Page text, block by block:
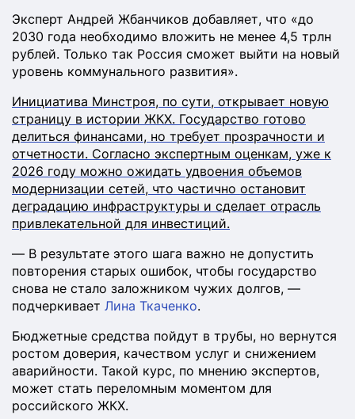
Эксперт Андрей Жбанчиков добавляет, что «до
2030 года необходимо вложить не менее 4,5 трлн
рублей. Только так Россия сможет выйти на новый
уровень коммунального развития».
Инициатива Минстроя, по сути, открывает новую
страницу в истории ЖКХ. Государство готово
делиться финансами, но требует прозрачности и
отчетности. Согласно экспертным оценкам, уже к
2026 году можно ожидать удвоения объемов
модернизации сетей, что частично остановит
деградацию инфраструктуры и сделает отрасль
привлекательной для инвестиций.​
— В результате этого шага важно не допустить
повторения старых ошибок, чтобы государство
снова не стало заложником чужих долгов, —
подчеркивает Лина Ткаченко.
Бюджетные средства пойдут в трубы, но вернутся
ростом доверия, качеством услуг и снижением
аварийности. Такой курс, по мнению экспертов,
может стать переломным моментом для
российского ЖКХ.